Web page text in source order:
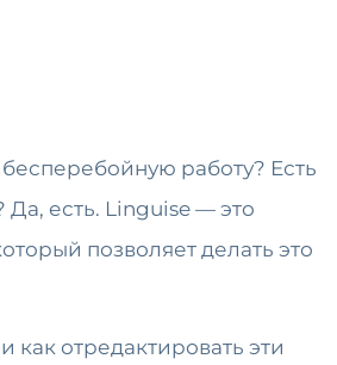
работу? Есть
есть. Linguise — это
позволяет делать это
как отредактировать эти